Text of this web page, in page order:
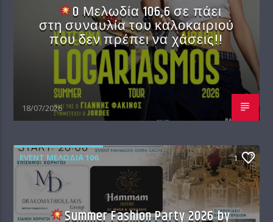
O Μελωδία 106,6 σε πάει
στη συναυλία του καλοκαιριού
που δεν πρέπει να χάσεις!!
18/07/2026
EVENT ΜΕΛΩΔΊΑ 106 1
Summer Fashion Party 2026 by